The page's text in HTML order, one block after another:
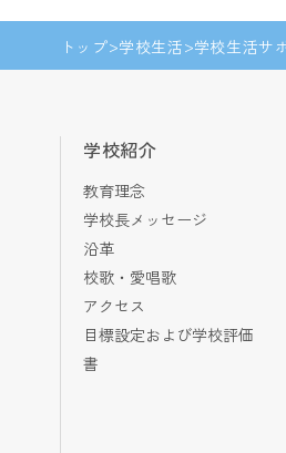
トップ 学校生活 学校生活サ
学校紹介
教育理念
学校長メッセージ
沿革
校歌・愛唱歌
アクセス
目標設定および学校評価
書